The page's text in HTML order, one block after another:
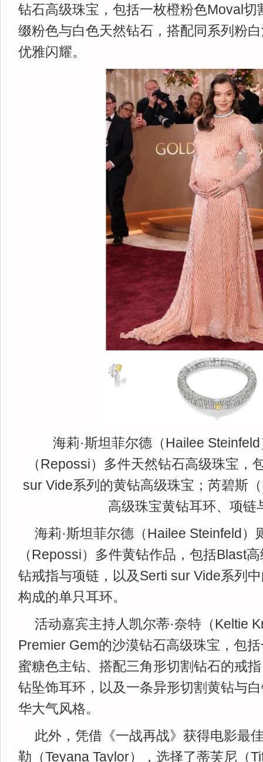
钻石高级珠宝，包括一枚橙粉色Moval切
缀粉色与白色天然钻石，搭配同系列粉
优雅闪耀。
海莉·斯坦菲尔德（Hailee
（Repossi）多件天然钻石高级珠宝，
sur Vide系列的黄钻高级珠宝；芮碧斯
高级珠宝黄钻耳环、项链
海莉·斯坦菲尔德（Hailee Steinfeld）
（Repossi）多件黄钻作品，包括Blast
钻戒指与项链，以及Serti sur Vide系列
构成的单只耳环。
活动嘉宾主持人凯尔蒂·奈特（Keltie
Premier Gem的沙漠钻石高级珠宝，包
蜜糖色主钻、搭配三角形切割钻石的戒
钻坠饰耳环，以及一条异形切割黄钻与
华大气风格。
此外，凭借《一战再战》获得电影最
勒（Teyana Taylor），选择了蒂芙尼（